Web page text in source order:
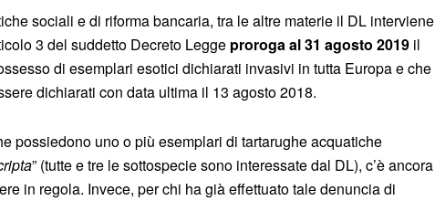
sociali e di riforma bancaria, tra le altre materie il DL interviene
3 del suddetto Decreto Legge proroga al 31 agosto 2019 il
di esemplari esotici dichiarati invasivi in tutta Europa e che
dichiarati con data ultima il 13 agosto 2018.
possiedono uno o più esemplari di tartarughe acquatiche
” (tutte e tre le sottospecie sono interessate dal DL), c’è ancora
in regola. Invece, per chi ha già effettuato tale denuncia di